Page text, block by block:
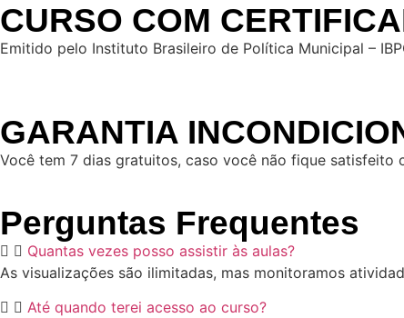
CURSO COM
Emitido pelo Instituto Brasileiro de Política Municipal –
GARANTIA
Você tem 7 dias gratuitos, caso você não fique
Perguntas Frequentes
Quantas vezes posso assistir às aulas?
As visualizações são ilimitadas, mas monitoramos
Até quando terei acesso ao curso?